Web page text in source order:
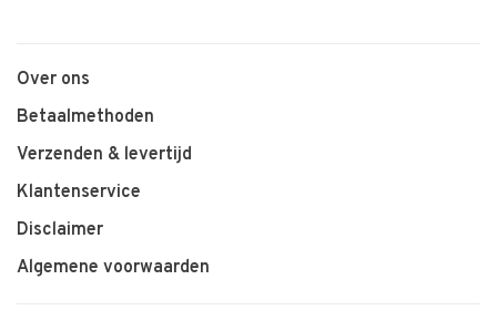
Over ons
Betaalmethoden
Verzenden & levertijd
Klantenservice
Disclaimer
Algemene voorwaarden